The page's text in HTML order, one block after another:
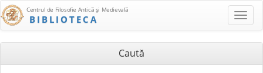
Centrul de Filosofie Antică şi Medievală
BIBLIOTECA
Caută